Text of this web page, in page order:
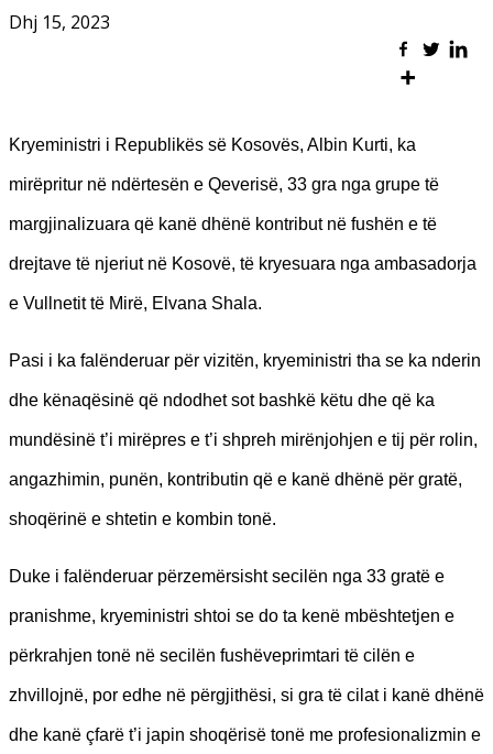
Dhj 15, 2023
Kryeministri i Republikës së Kosovës, Albin Kurti, ka
mirëpritur në ndërtesën e Qeverisë, 33 gra nga grupe të
margjinalizuara që kanë dhënë kontribut në fushën e të
drejtave të njeriut në Kosovë, të kryesuara nga ambasadorja
e Vullnetit të Mirë, Elvana Shala.
Pasi i ka falënderuar për vizitën, kryeministri tha se ka nderin
dhe kënaqësinë që ndodhet sot bashkë këtu dhe që ka
mundësinë t’i mirëpres e t’i shpreh mirënjohjen e tij për rolin,
angazhimin, punën, kontributin që e kanë dhënë për gratë,
shoqërinë e shtetin e kombin tonë.
Duke i falënderuar përzemërsishtsecilën nga 33 gratë e
pranishme, kryeministri shtoi se do ta kenë mbështetjen e
përkrahjen tonë në secilën fushëveprimtari të cilën e
zhvillojnë, por edhe në përgjithësi, si gra të cilat i kanë dhënë
dhe kanë çfarë t’i japin shoqërisë tonë me profesionalizmin e